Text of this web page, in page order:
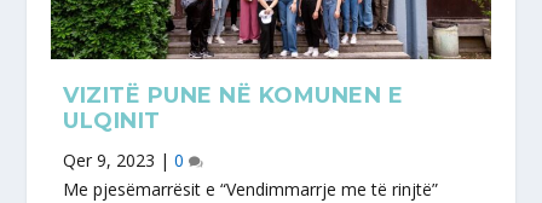
VIZITË PUNE NË KOMUNEN E
ULQINIT
Qer 9, 2023 |0
Me pjesëmarrësit e “Vendimmarrje me të rinjtë”